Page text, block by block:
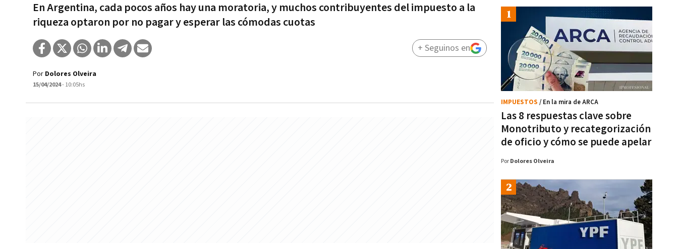
En Argentina, cada pocos años hay una moratoria, y muchos contribuyentes del impuesto a la
riqueza optaron por no pagar y esperar las cómodas cuotas
Por Dolores Olveira
15/04/2024- 10:05hs
+ Seguinos en
Las 8 respuestas clave sobre
Monotributo y recategorización
de oficio y cómo se puede apelar
IMPUESTOS / En la mira de ARCA
Por Dolores Olveira